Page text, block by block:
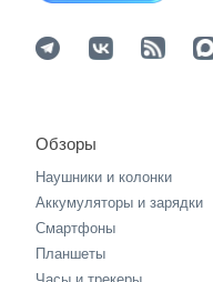
Обзоры
Наушники и колонки
Аккумуляторы и зарядки
Смартфоны
Планшеты